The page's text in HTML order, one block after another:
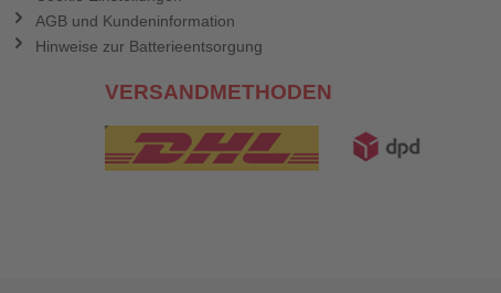
AGB und Kundeninformation
Hinweise zur Batterieentsorgung
VERSANDMETHODEN